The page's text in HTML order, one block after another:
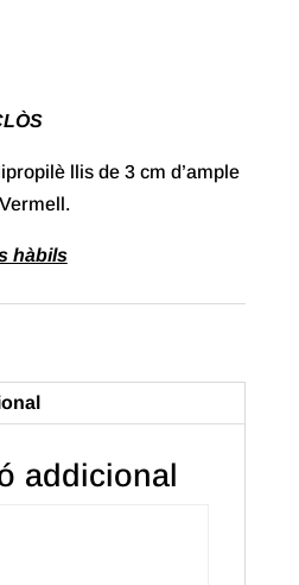
llis de 3 cm d’ample
hàbils
addicional